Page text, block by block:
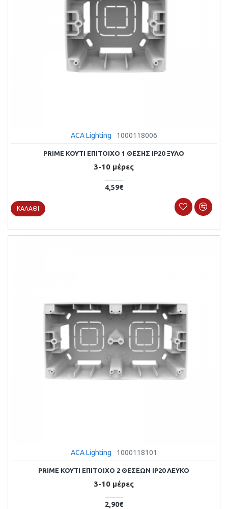
ACA Lighting 1000118006
PRIME KOYTI ΕΠΙΤΟΙΧΟ 1 ΘΕΣΗΣ IP20 ΞΥΛΟ
3-10 μέρες
4,59€
ΚΑΛΆΘΙ
ACA Lighting 1000118101
PRIME KOYTI ΕΠΙΤΟΙΧΟ 2 ΘΕΣΕΩΝ IP20 ΛΕΥΚΟ
3-10 μέρες
2,90€